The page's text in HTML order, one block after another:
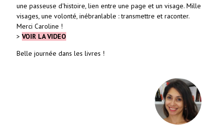
une passeuse d'histoire, lien entre une page et un visage. Mille
visages, une volonté, inébranlable : transmettre et raconter.
Merci Caroline !
> VOIR LA VIDEO
Belle journée dans les livres !